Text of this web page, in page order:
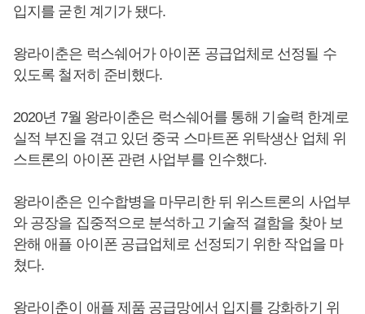
입지를 굳힌 계기가 됐다.
왕라이춘은 럭스쉐어가 아이폰 공급업체로 선정될 수
있도록 철저히 준비했다.
2020년 7월 왕라이춘은 럭스쉐어를 통해 기술력 한계로
실적 부진을 겪고 있던 중국 스마트폰 위탁생산 업체 위
스트론의 아이폰 관련 사업부를 인수했다.
왕라이춘은 인수합병을 마무리한 뒤 위스트론의 사업부
와 공장을 집중적으로 분석하고 기술적 결함을 찾아 보
완해 애플 아이폰 공급업체로 선정되기 위한 작업을 마
쳤다.
왕라이춘이 애플 제품 공급망에서 입지를 강화하기 위